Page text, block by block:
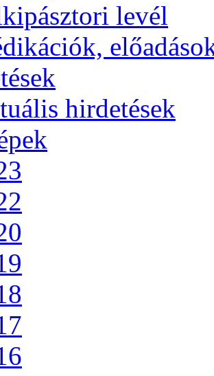
levél
hirdetések